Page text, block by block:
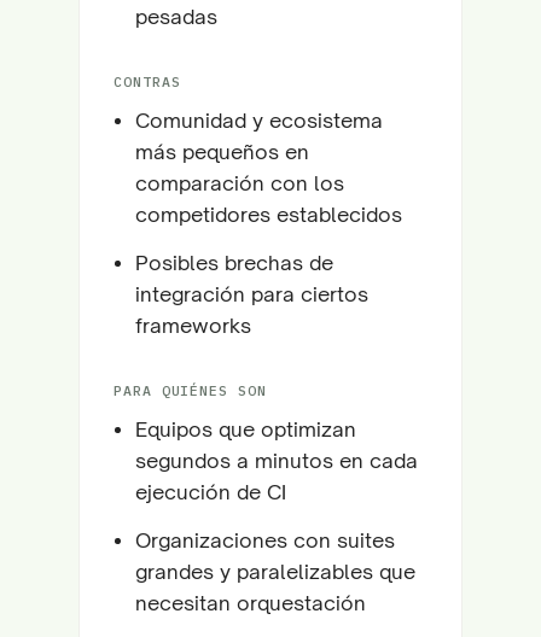
pesadas
CONTRAS
Comunidad y ecosistema
más pequeños en
comparación con los
competidores establecidos
Posibles brechas de
integración para ciertos
frameworks
PARA QUIÉNES SON
Equipos que optimizan
segundos a minutos en cada
ejecución de CI
Organizaciones con suites
grandes y paralelizables que
necesitan orquestación